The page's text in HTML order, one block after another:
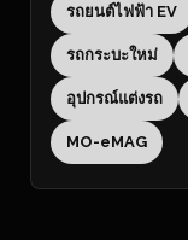
รถยนต์ไฟฟ้า EV
รถกระบะใหม่
อุปกรณ์แต่งรถ
MO-eMAG